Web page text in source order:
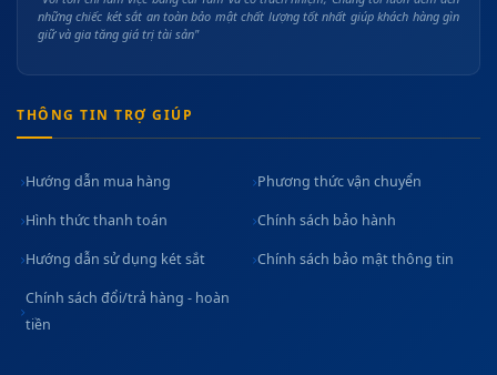
những chiếc két sắt an toàn bảo mật chất lượng tốt nhất giúp khách hàng gìn
giữ và gia tăng giá trị tài sản"
THÔNG TIN TRỢ GIÚP
Hướng dẫn mua hàng Phương thức vận chuyển
Hình thức thanh toán Chính sách bảo hành
Hướng dẫn sử dụng két sắt Chính sách bảo mật thông tin
Chính sách đổi/trả hàng - hoàn
tiền